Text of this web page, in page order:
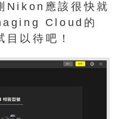
Nikon應該很快就
Cloud的
以待吧！